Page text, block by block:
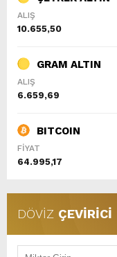
ALIŞ
10.655,50
GRAM ALTIN
ALIŞ
6.659,69
BITCOIN
FİYAT
64.995,17
DÖVİZ ÇEVİRİCİ